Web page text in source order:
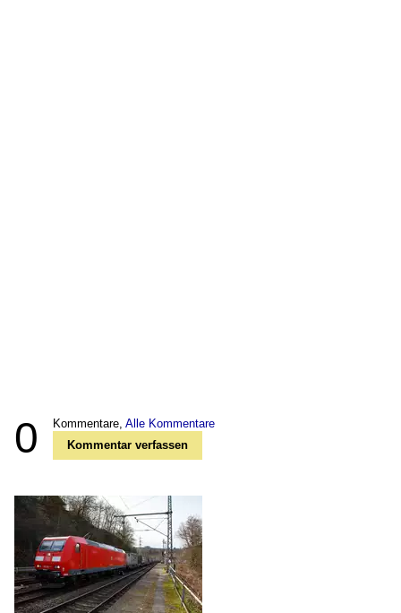
0 Kommentare, Alle Kommentare
Kommentar verfassen